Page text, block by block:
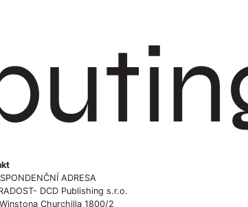
ADRESA
DCD Publishing s.r.o.
Churchilla 1800/2